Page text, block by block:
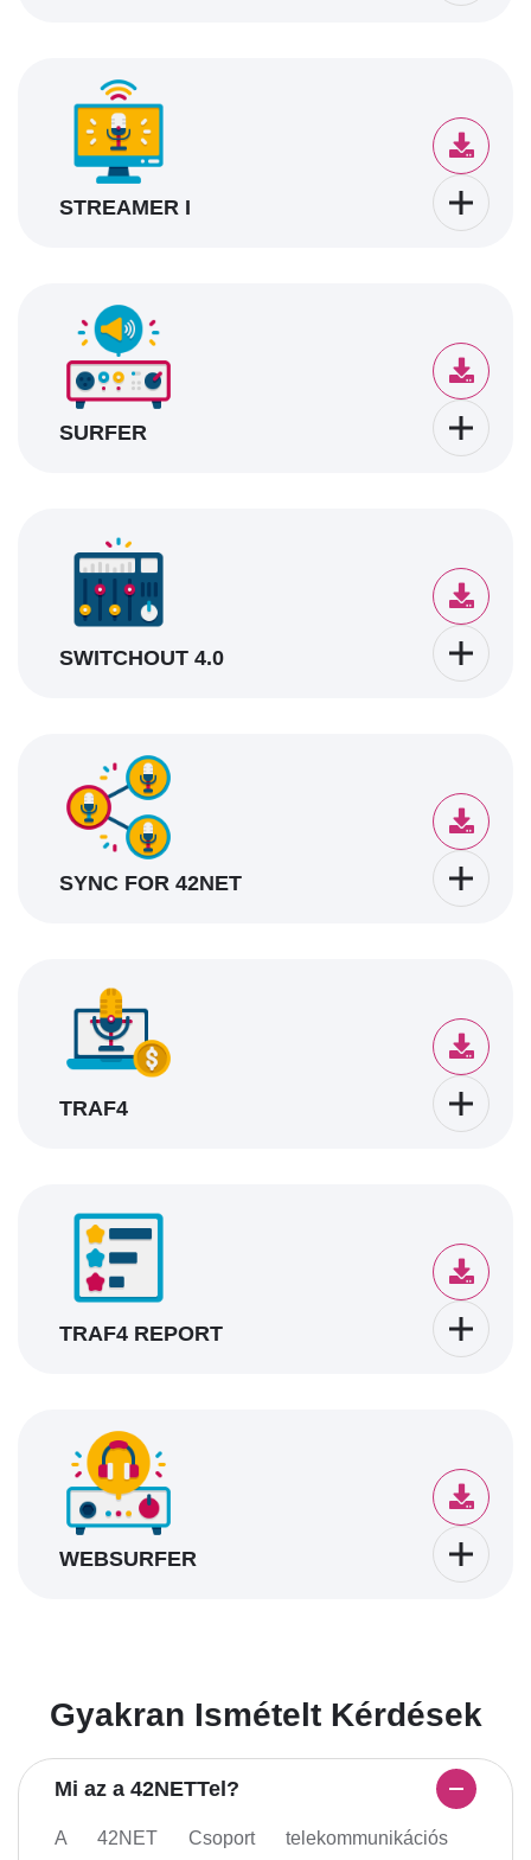
STREAMER I
SURFER
SWITCHOUT 4.0
SYNC FOR 42NET
TRAF4
TRAF4 REPORT
WEBSURFER
Gyakran Ismételt Kérdések
Mi az a 42NETTel?
A 42NET Csoport telekommunikációs